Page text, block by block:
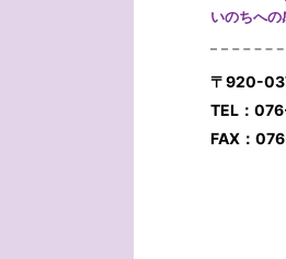
いのちへ
〒920-
TEL：
FAX：